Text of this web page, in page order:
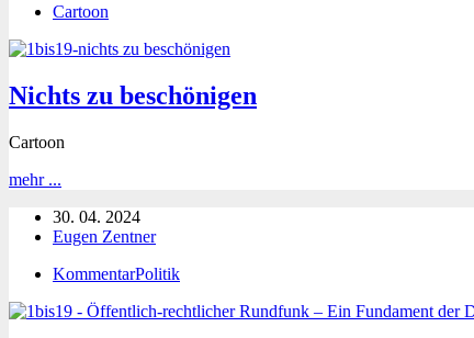
Cartoon
Nichts zu beschönigen
Cartoon
mehr ...
beschönigen
30. 04. 2024
Eugen Zentner
KommentarPolitik